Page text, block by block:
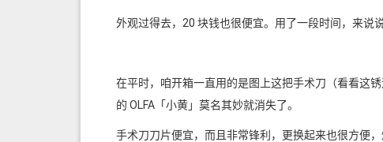
外观过得去，20 块钱也很便宜。用了一段时间，来说
在平时，咱开箱一直用的是图上这把手术刀（看看这
的 OLFA「小黄」莫名其妙就消失了。
手术刀刀片便宜，而且非常锋利，更换起来也很方便